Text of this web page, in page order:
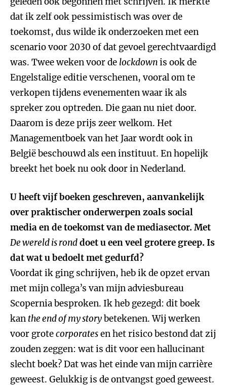
dat ik zelf ook pessimistisch was over de
toekomst, dus wilde ik onderzoeken met een
scenario voor 2030 of dat gevoel gerechtvaardigd
was. Twee weken voor de lockdownis ook de
Engelstalige editie verschenen, vooral om te
verkopen tijdens evenementen waar ik als
spreker zou optreden. Die gaan nu niet door.
Daarom is deze prijs zeer welkom. Het
Managementboek van het Jaar wordt ook in
België beschouwd als een instituut. En hopelijk
breekt het boek nu ook door in Nederland.
U heeft vijf boeken geschreven, aanvankelijk
over praktischer onderwerpen zoals social
media en de toekomst van de mediasector. Met
De wereld is ronddoet u een veel grotere greep. Is
dat wat u bedoelt met gedurfd?
Voordat ik ging schrijven, heb ik de opzet ervan
met mijn collega’s van mijn adviesbureau
Scopernia besproken. Ik heb gezegd: dit boek
kan the end of my storybetekenen. Wij werken
voor grotecorporatesen het risico bestond dat zij
zouden zeggen: wat is dit voor een hallucinant
slecht boek? Dat was het einde van mijn carrière
geweest. Gelukkig is de ontvangst goed geweest.